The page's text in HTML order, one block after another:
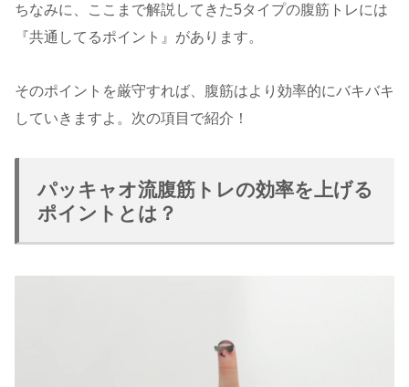
ちなみに、ここまで解説してきた5タイプの腹筋トレには
『共通してるポイント』があります。
そのポイントを厳守すれば、腹筋はより効率的にバキバキ
していきますよ。次の項目で紹介！
パッキャオ流腹筋トレの効率を上げる
ポイントとは？